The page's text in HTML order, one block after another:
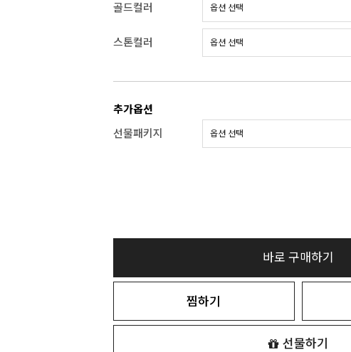
골드컬러
스톤컬러
추가옵션
선물패키지
바로 구매하기
찜하기
선물하기